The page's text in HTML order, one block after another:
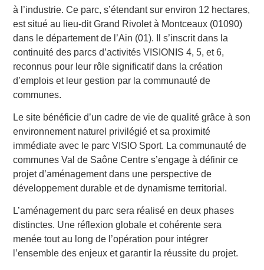
à l’industrie. Ce parc, s’étendant sur environ 12 hectares,
est situé au lieu-dit Grand Rivolet à Montceaux (01090)
dans le département de l’Ain (01). Il s’inscrit dans la
continuité des parcs d’activités VISIONIS 4, 5, et 6,
reconnus pour leur rôle significatif dans la création
d’emplois et leur gestion par la communauté de
communes.
Le site bénéficie d’un cadre de vie de qualité grâce à son
environnement naturel privilégié et sa proximité
immédiate avec le parc VISIO Sport. La communauté de
communes Val de Saône Centre s’engage à définir ce
projet d’aménagement dans une perspective de
développement durable et de dynamisme territorial.
L’aménagement du parc sera réalisé en deux phases
distinctes. Une réflexion globale et cohérente sera
menée tout au long de l’opération pour intégrer
l’ensemble des enjeux et garantir la réussite du projet.